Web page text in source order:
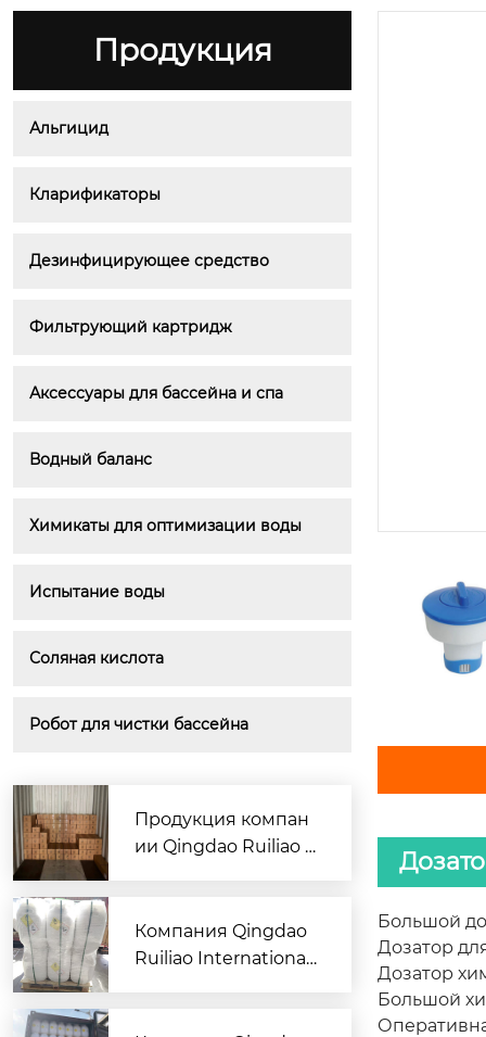
Продукция
Альгицид
Кларификаторы
Дезинфицирующее средство
Фильтрующий картридж
Аксессуары для бассейна и спа
Водный баланс
Химикаты для оптимизации воды
Испытание воды
Соляная кислота
Робот для чистки бассейна
Продукция компан
ии Qingdao Ruiliao I
люминия — успешн
о упакована и отгру
Компания Qingdao
Ruiliao International
Большой
Дозатор
Дозатор
Большой